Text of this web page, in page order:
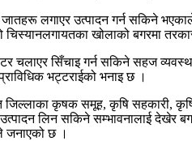
जातहरू लगाएर उत्पादन गर्न सकिने
चिस्यानलगायतका खोलाको बगरमा
चलाएर सिँचाइ गर्न सकिने सहज
भट्टराईको भनाइ छ ।
जिल्लाका कृषक समूह, कृषि सहकारी,
उत्पादन लिन सकिने सम्भावनालाई देखेर
जनाएको छ ।